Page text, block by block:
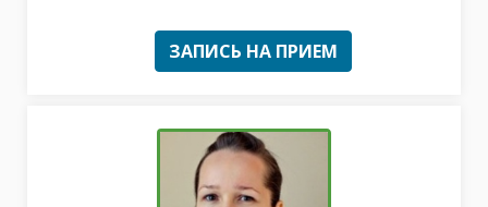
ЗАПИСЬ НА ПРИЕМ